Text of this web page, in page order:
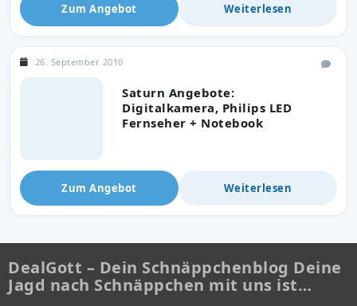
Zum Angebot Weiterlesen
Saturn Angebote:
Digitalkamera, Philips LED
Fernseher + Notebook
26. September 2010
Zum Angebot Weiterlesen
DealGott – Dein Schnäppchenblog Deine
Jagd nach Schnäppchen mit uns ist…